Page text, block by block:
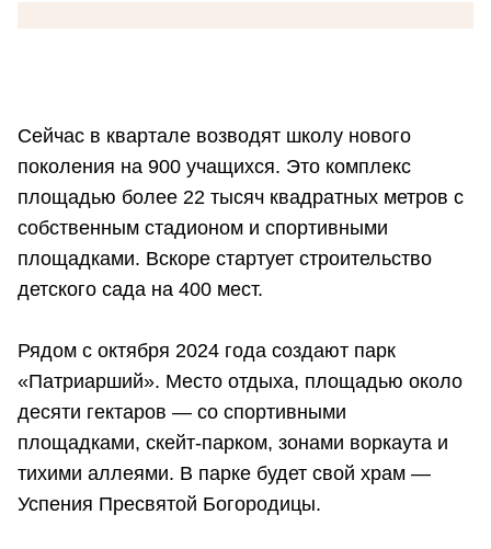
Сейчас в квартале возводят школу нового
поколения на 900 учащихся. Это комплекс
площадью более 22 тысяч квадратных метров с
собственным стадионом и спортивными
площадками. Вскоре стартует строительство
детского сада на 400 мест.
Рядом с октября 2024 года создают парк
«Патриарший». Место отдыха, площадью около
десяти гектаров — со спортивными
площадками, скейт-парком, зонами воркаута и
тихими аллеями. В парке будет свой храм —
Успения Пресвятой Богородицы.